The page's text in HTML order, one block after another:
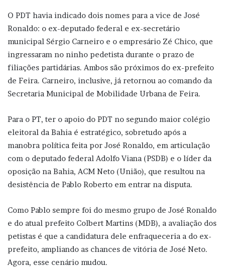
O PDT havia indicado dois nomes para a vice de José
Ronaldo: o ex-deputado federal e ex-secretário
municipal Sérgio Carneiro e o empresário Zé Chico, que
ingressaram no ninho pedetista durante o prazo de
filiações partidárias. Ambos são próximos do ex-prefeito
de Feira. Carneiro, inclusive, já retornou ao comando da
Secretaria Municipal de Mobilidade Urbana de Feira.
Para o PT, ter o apoio do PDT no segundo maior colégio
eleitoral da Bahia é estratégico, sobretudo após a
manobra política feita por José Ronaldo, em articulação
com o deputado federal Adolfo Viana (PSDB) e o líder da
oposição na Bahia, ACM Neto (União), que resultou na
desistência de Pablo Roberto em entrar na disputa.
Como Pablo sempre foi do mesmo grupo de José Ronaldo
e do atual prefeito Colbert Martins (MDB), a avaliação dos
petistas é que a candidatura dele enfraqueceria a do ex-
prefeito, ampliando as chances de vitória de José Neto.
Agora, esse cenário mudou.